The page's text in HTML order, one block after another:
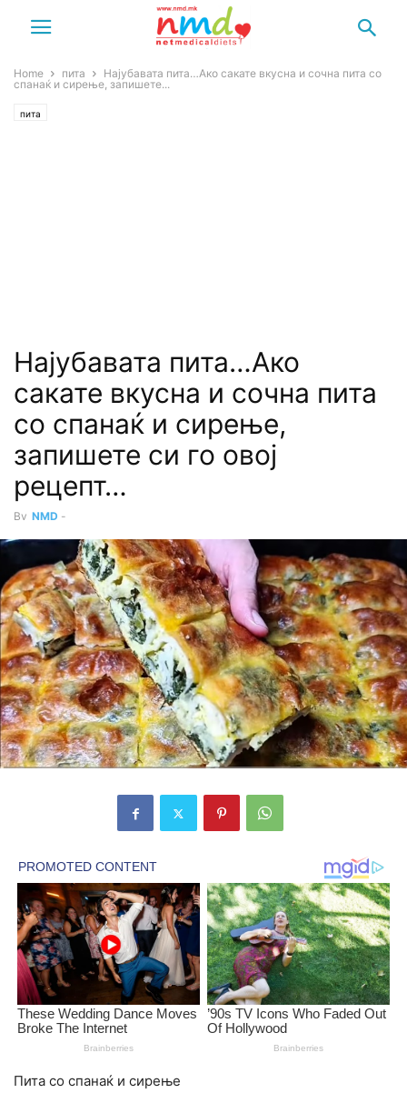
Home пита
Најубавата пита…Ако сакате вкусна и сочна пита со
спанаќ и сирење, запишете...
пита
Најубавата пита…Ако
сакате вкусна и сочна пита
со спанаќ и сирење,
запишете си го овој
рецепт…
By NMD -
Пита со спанаќ и сирење